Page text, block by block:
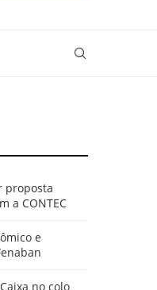
proposta
a CONTEC
e
no colo